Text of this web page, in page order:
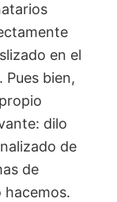
en el
Pues bien,
dilo
de
de
hacemos.